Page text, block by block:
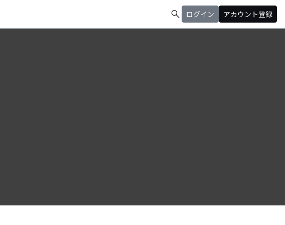
search ログイン アカウント登録